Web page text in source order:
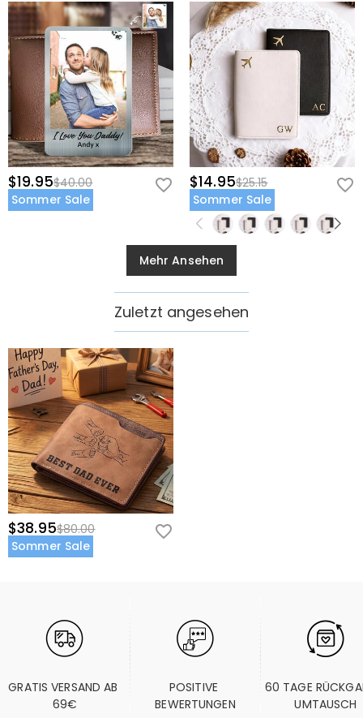
$19.95$40.00
Sommer Sale
$14.95$25.15
Sommer Sale
Mehr Ansehen
Zuletzt angesehen
$38.95$80.00
Sommer Sale
GRATIS VERSAND AB
69€
POSITIVE
BEWERTUNGEN
60 TAGE
UMTAUSCH